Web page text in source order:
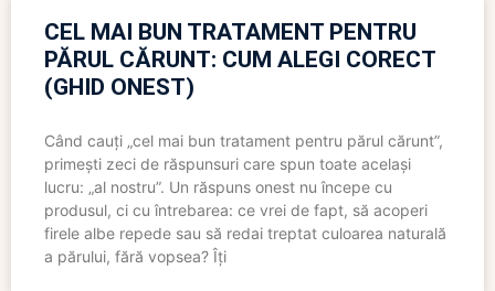
CEL MAI BUN TRATAMENT PENTRU
PĂRUL CĂRUNT: CUM ALEGI CORECT
(GHID ONEST)
Când cauți „cel mai bun tratament pentru părul cărunt”,
primești zeci de răspunsuri care spun toate același
lucru: „al nostru”. Un răspuns onest nu începe cu
produsul, ci cu întrebarea: ce vrei de fapt, să acoperi
firele albe repede sau să redai treptat culoarea naturală
a părului, fără vopsea? Îți